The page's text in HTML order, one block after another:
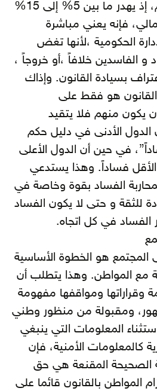
وعلى الثقافة والتعليم، إذ يهدر ما بين 5% إلى 15%
فإنه يعني مباشرة
الحكومية ،لأنها تغض
و الفاسدين خلافاً ،أو خروجاً ،
بسيادة القانون. وإذاك
هو فقط على
يكون منهم فلا يتقيد
الدول الأدنى في دليل حكم
في حين أن الدول الأعلى
فساداً. وهذا يستدعي
الفساد بقوة وخاصة في
للثقة و حتى لا يكون الفساد
الفساد في كل اتجاه.
المجتمع هو الخطوة الأساسية
مع المواطن. وهذا يتطلب أن
وقراراتها ومواقفها مفهومة
ومقبولة من منظور وطني
المعلومات التي ينبغي
كالمعلومات الأمنية، فإن
الصحيحة المقنعة هي حق
المواطن بالقانون قائما على